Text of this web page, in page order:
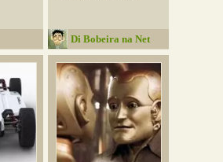
Di Bobeira na Net